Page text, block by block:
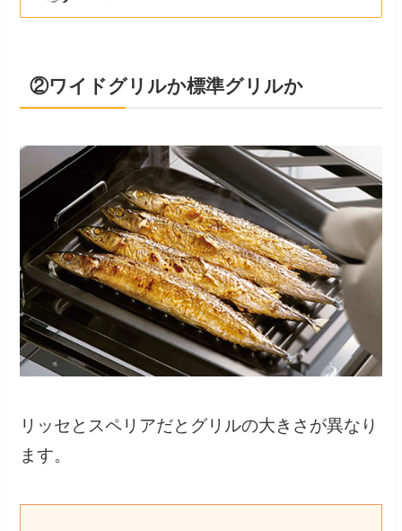
②ワイドグリルか標準グリルか
リッセとスペリアだとグリルの大きさが異なり
ます。